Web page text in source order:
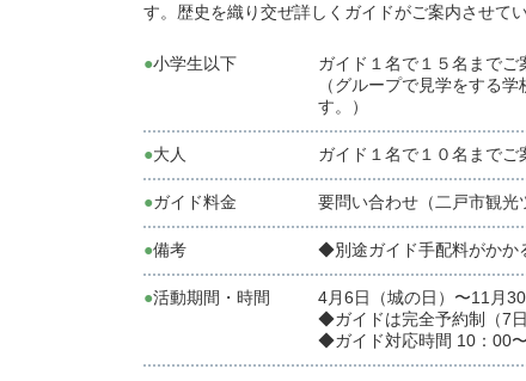
す。歴史を織り交ぜ詳しくガイドがご案内させてい
●⼩学⽣以下
ガイド１名で１５名までご
（グループで⾒学をする
す。）
●⼤⼈ ガイド１名で１０名までご
●ガイド料⾦ 要問い合わせ（二戸市観光
●備考 ◆別途ガイド⼿配料がかか
●活動期間・時間
4⽉6⽇（城の⽇）〜11⽉
◆ガイドは完全予約制（7
◆ガイド対応時間 10：00